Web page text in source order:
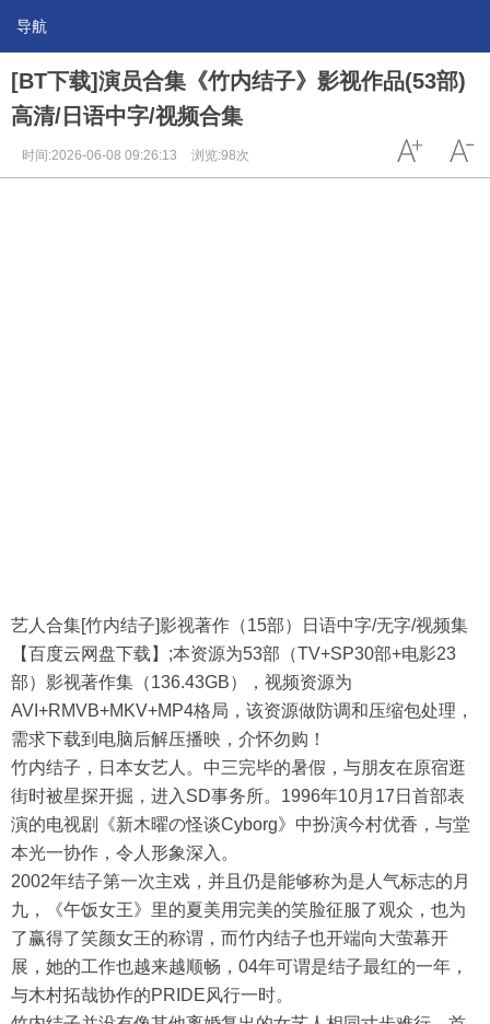
导航
[BT下载]演员合集《竹内结子》影视作品(53部)
高清/日语中字/视频合集
时间:2026-06-08 09:26:13 浏览:98次
艺人合集[竹内结子]影视著作（15部）日语中字/无字/视频集
【百度云网盘下载】;本资源为53部（TV+SP30部+电影23
部）影视著作集（136.43GB），视频资源为
AVI+RMVB+MKV+MP4格局，该资源做防调和压缩包处理，
需求下载到电脑后解压播映，介怀勿购！
竹内结子，日本女艺人。中三完毕的暑假，与朋友在原宿逛
街时被星探开掘，进入SD事务所。1996年10月17日首部表
演的电视剧《新木曜の怪谈Cyborg》中扮演今村优香，与堂
本光一协作，令人形象深入。
2002年结子第一次主戏，并且仍是能够称为是人气标志的月
九，《午饭女王》里的夏美用完美的笑脸征服了观众，也为
了赢得了笑颜女王的称谓，而竹内结子也开端向大萤幕开
展，她的工作也越来越顺畅，04年可谓是结子最红的一年，
与木村拓哉协作的PRIDE风行一时。